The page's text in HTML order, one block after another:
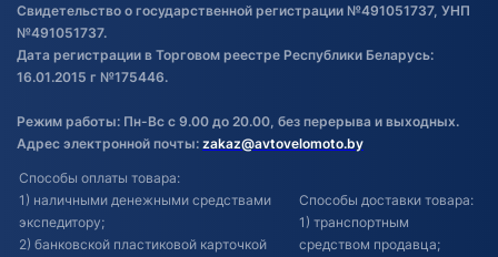
Свидетельство о государственной регистрации №491051737, УНП
№491051737.
Дата регистрации в Торговом реестре Республики Беларусь:
16.01.2015 г №175446.
Режим работы: Пн-Вс с 9.00 до 20.00, без перерыва и выходных.
Адрес электронной почты: zakaz@avtovelomoto.by
Способы оплаты товара:
1) наличными денежными средствами
экспедитору;
2) банковской пластиковой карточкой
Способы доставки товара:
1) транспортным
средством продавца;